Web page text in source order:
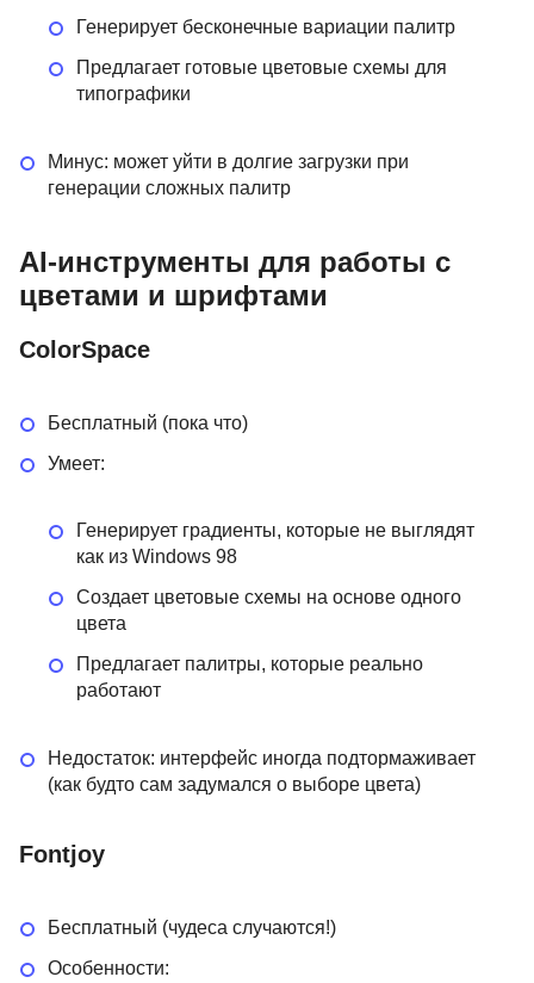
Генерирует бесконечные вариации палитр
Предлагает готовые цветовые схемы для
типографики
Минус: может уйти в долгие загрузки при
генерации сложных палитр
AI-инструменты для работы с
цветами и шрифтами
ColorSpace
Бесплатный (пока что)
Умеет:
Генерирует градиенты, которые не выглядят
как из Windows 98
Создает цветовые схемы на основе одного
цвета
Предлагает палитры, которые реально
работают
Недостаток: интерфейс иногда подтормаживает
(как будто сам задумался о выборе цвета)
Fontjoy
Бесплатный (чудеса случаются!)
Особенности: